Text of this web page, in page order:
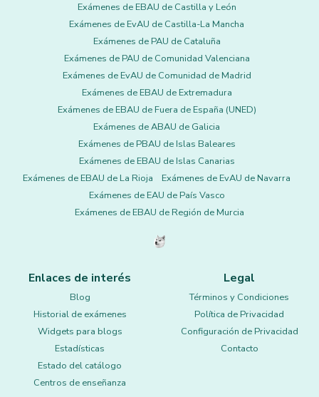
Exámenes de EBAU de Castilla y León
Exámenes de EvAU de Castilla-La Mancha
Exámenes de PAU de Cataluña
Exámenes de PAU de Comunidad Valenciana
Exámenes de EvAU de Comunidad de Madrid
Exámenes de EBAU de Extremadura
Exámenes de EBAU de Fuera de España (UNED)
Exámenes de ABAU de Galicia
Exámenes de PBAU de Islas Baleares
Exámenes de EBAU de Islas Canarias
Exámenes de EBAU de La Rioja
Exámenes de EvAU de Navarra
Exámenes de EAU de País Vasco
Exámenes de EBAU de Región de Murcia
Enlaces de interés
Blog
Historial de exámenes
Widgets para blogs
Estadísticas
Estado del catálogo
Centros de enseñanza
Legal
Términos y Condiciones
Política de Privacidad
Configuración de Privacidad
Contacto